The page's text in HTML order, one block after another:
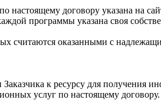
договору указана на
программы указана своя
оказанными с
к ресурсу для
услуг по настоящему договору.